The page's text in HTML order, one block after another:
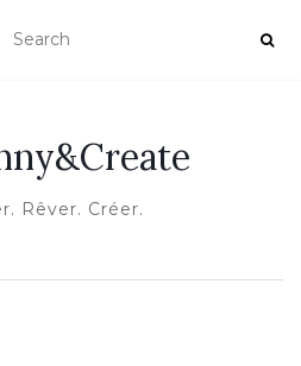
Rêver. Créer.